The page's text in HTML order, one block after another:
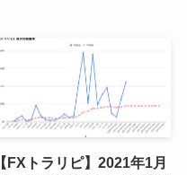
【FXトラリピ】2021年1月